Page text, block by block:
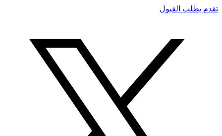
تقدم بطلب القبول